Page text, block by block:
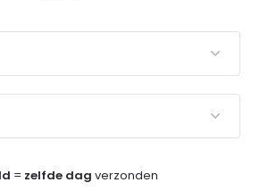
= zelfde dag verzonden